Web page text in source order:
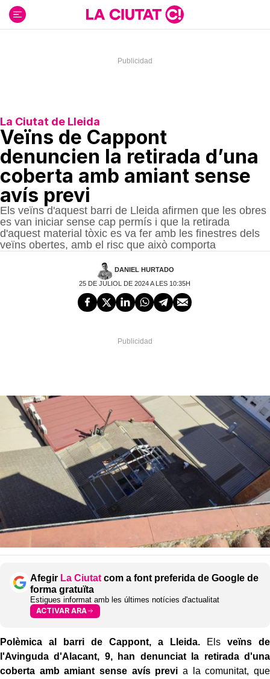
contenido
La Ciutat de Lleida
Veïns de Cappont
denuncien la retirada d’una
coberta amb amiant sense
avís previ
Els veïns d'aquest barri de Lleida afirmen que les obres
es van iniciar sense cap permís i que la retirada
d'aquest material tòxic es va fer amb les finestres dels
veïns obertes, amb el risc que això comporta
DANIEL HURTADO
25 DE JULIOL DE 2024 A LES 10:35H
Afegir La Ciutat com a font preferida de Google de
forma gratuïta
Estigues informat amb les últimes notícies d'actualitat
ACTIVAR ARA
Polèmica al barri de Cappont, a Lleida.Els veïns de
l'Avinguda d'Alacant, 9, han denunciat la retirada d'una
coberta amb amiant sense avís previ a la comunitat, que